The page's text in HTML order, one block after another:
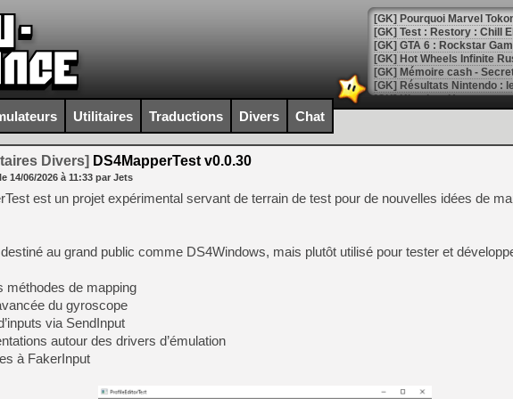
[GK] Pourquoi Marvel
[GK] Test : Restory : Chill
[GK] GTA 6 : Rockstar
[GK] Hot Wheels Infinite
[GK] Mémoire cash -
[GK] Résultats Nintendo :
[GK] Déjà des
[Mo5] Brickboy cherche à
[GK] Minecraft et ses «
[GK] Beast of
[GK] Ubisoft : fin de partie
[GK] Mémoire cash -
[GK] Dan Houser (GTA)
[GK] Comment EA Sports
[GK] Crimson Moon : un
[GK] Isle of Reveries : le
[GK] Moonlighter 2 : The
[GK] Capcom relance
[Mo5] Deux inédits du
[GK] Le beat'em up The
[GK] Endless Legend 2 :
Utilitaires Traductions Divers Chat
Divers] DS4MapperTest v0.0.30
14/06/2026 à 11:33 par Jets
est un projet expérimental servant de terrain de test pour de nouvelles idées de
destiné au grand public comme DS4Windows, mais plutôt utilisé pour tester et
méthodes de mapping
du gyroscope
via SendInput
autour des drivers d’émulation
à FakerInput